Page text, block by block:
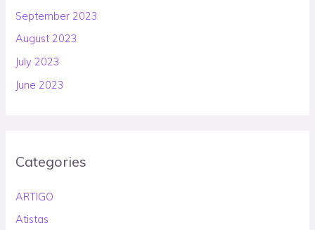
September 2023
August 2023
July 2023
June 2023
Categories
ARTIGO
Atistas